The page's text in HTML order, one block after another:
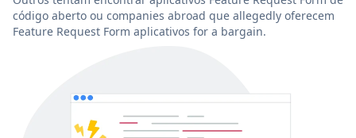
código aberto ou companies abroad que allegedly oferecem
Feature Request Form aplicativos for a bargain.